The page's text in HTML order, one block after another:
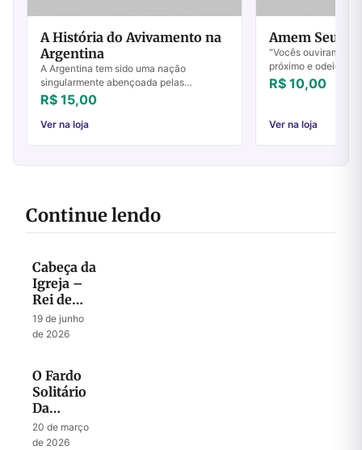
A História do Avivamento na
Argentina
A Argentina tem sido uma nação
singularmente abençoada pelas
visitações do Espírito de Deus no mundo
contemporâneo. Apresentamos aqui,
apenas três fases dest...
R$ 15,00
Ver na loja
Amem Seus
"Vocês ouviram o
próximo e odeie o
lhes digo: Amem os
por aqueles que os
R$ 10,00
Ver na loja
Continue lendo
Cabeça da
Igreja –
Rei de
Israel
19 de junho
de 2026
O Fardo
Solitário
Da
Liderança
20 de março
de 2026